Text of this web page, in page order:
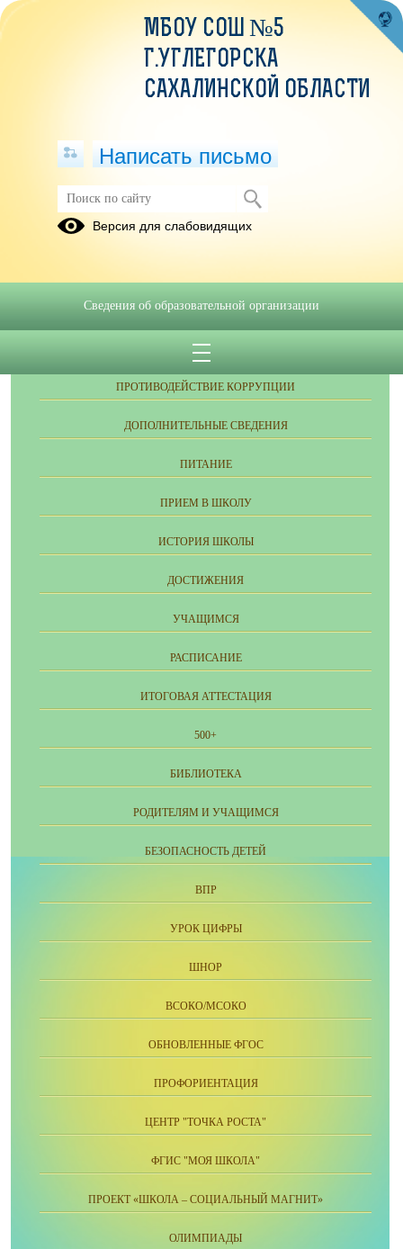
Публикации за Ноябрь 2025
ОБРАЩЕНИЯ ГРАЖДАН
ПРОТИВОДЕЙСТВИЕ КОРРУПЦИИ
ДОПОЛНИТЕЛЬНЫЕ СВЕДЕНИЯ
ПИТАНИЕ
ПРИЕМ В ШКОЛУ
ИСТОРИЯ ШКОЛЫ
ДОСТИЖЕНИЯ
УЧАЩИМСЯ
РАСПИСАНИЕ
ИТОГОВАЯ АТТЕСТАЦИЯ
500+
БИБЛИОТЕКА
РОДИТЕЛЯМ И УЧАЩИМСЯ
БЕЗОПАСНОСТЬ ДЕТЕЙ
ВПР
УРОК ЦИФРЫ
ШНОР
ВСОКО/МСОКО
ОБНОВЛЕННЫЕ ФГОС
ПРОФОРИЕНТАЦИЯ
ЦЕНТР "ТОЧКА РОСТА"
ФГИС "МОЯ ШКОЛА"
ПРОЕКТ «ШКОЛА – СОЦИАЛЬНЫЙ МАГНИТ»
ОЛИМПИАДЫ
МБОУ СОШ №5
Г.УГЛЕГОРСКА
САХАЛИНСКОЙ ОБЛАСТИ
Написать письмо
Версия для слабовидящих
Сведения об образовательной организации